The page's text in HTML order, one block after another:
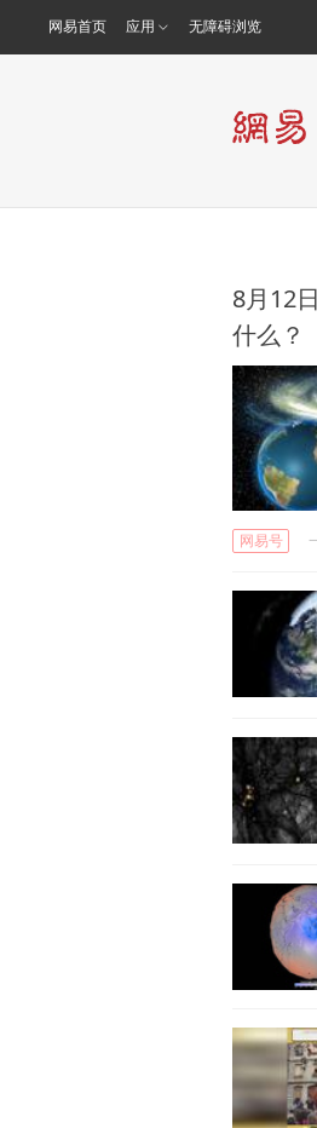
网易首页 应用 无障碍浏览
8月12
什么？
网易号